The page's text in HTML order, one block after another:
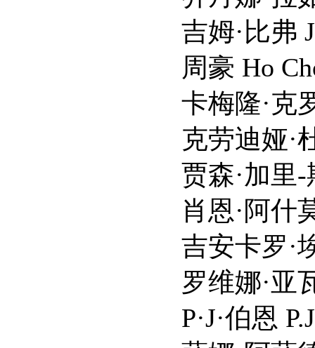
吉姆·比弗 Jim
周豪 Ho
卡梅隆·克罗维
克劳迪娅·杜米
贾森·加里-斯坦福
肖恩·阿什莫
吉安卡罗·埃斯波
罗维娜·亚瓦里
P·J·伯恩 P.J.